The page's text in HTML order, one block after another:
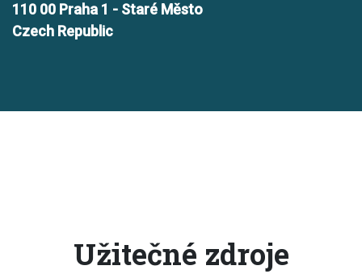
110 00 Praha 1 - Staré Město
Czech Republic
Užitečné zdroje